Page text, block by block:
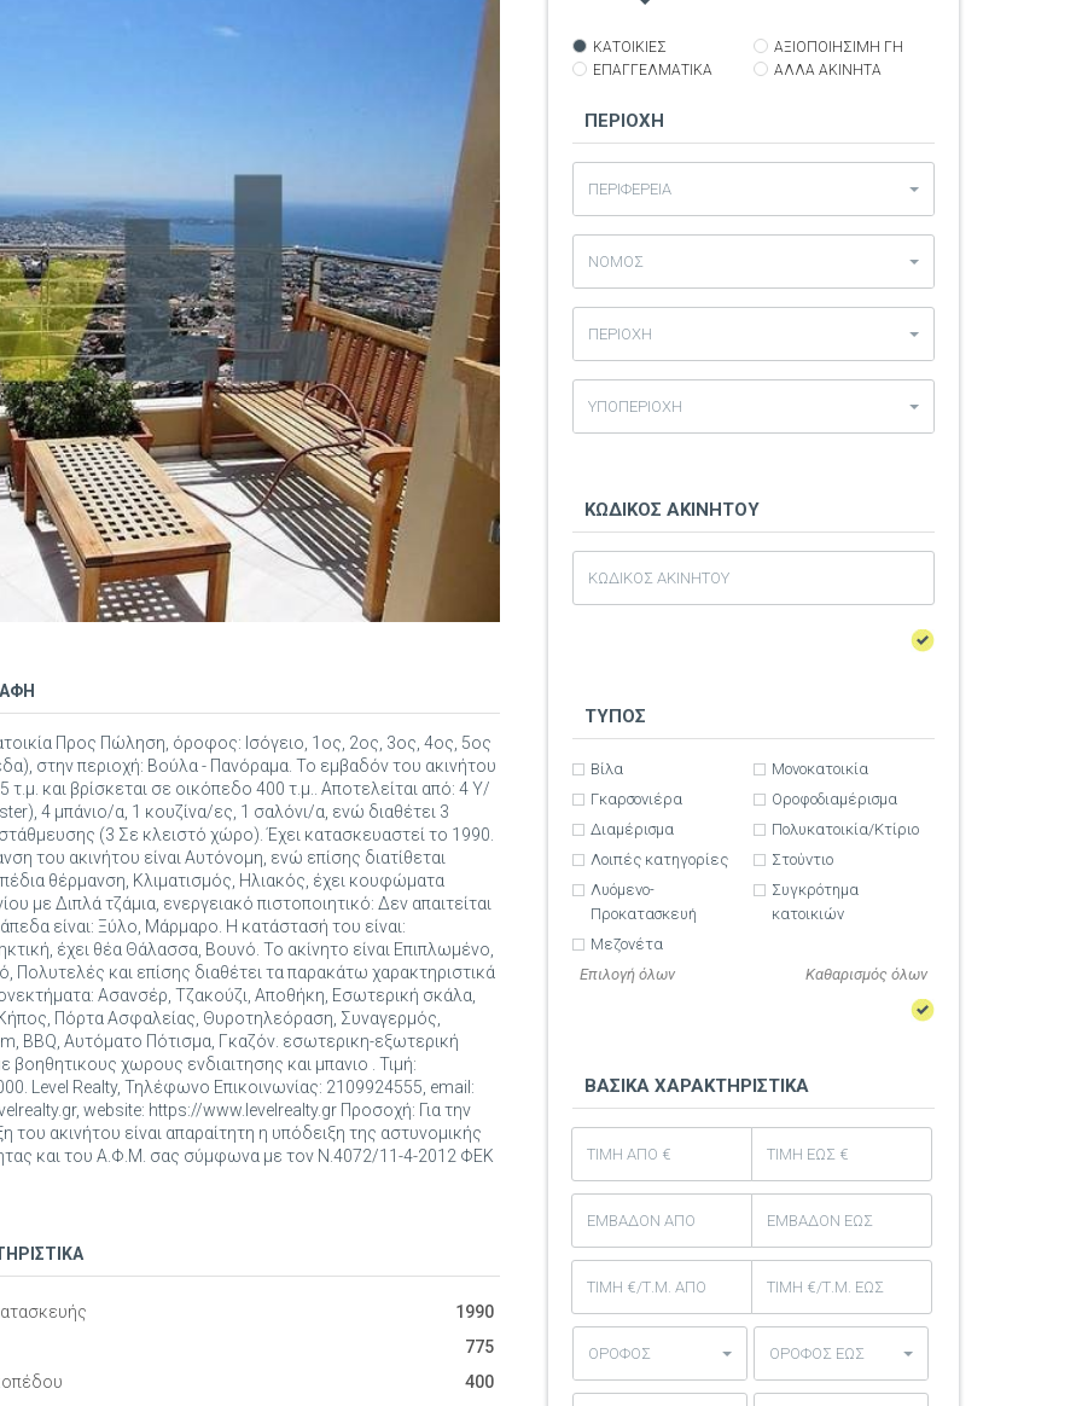
Προς Πώληση, όροφος: Ισόγειο, 1ος, 2ος, 3ος, 4ος, 5ος
στην περιοχή: Βούλα - Πανόραμα. Το εμβαδόν του ακινήτου
τ.μ. και βρίσκεται σε οικόπεδο 400 τ.μ.. Αποτελείται από: 4 Υ/
4 μπάνιο/α, 1 κουζίνα/ες, 1 σαλόνι/α, ενώ διαθέτει 3
(3 Σε κλειστό χώρο). Έχει κατασκευαστεί το 1990.
του ακινήτου είναι Αυτόνομη, ενώ επίσης διατίθεται
θέρμανση, Κλιματισμός, Ηλιακός, έχει κουφώματα
με Διπλά τζάμια, ενεργειακό πιστοποιητικό: Δεν απαιτείται
είναι: Ξύλο, Μάρμαρο. Η κατάστασή του είναι:
έχει θέα Θάλασσα, Βουνό. Το ακίνητο είναι Επιπλωμένο,
Πολυτελές και επίσης διαθέτει τα παρακάτω χαρακτηριστικά
Ασανσέρ, Τζακούζι, Αποθήκη, Εσωτερική σκάλα,
Κήπος, Πόρτα Ασφαλείας, Θυροτηλεόραση, Συναγερμός,
BBQ, Αυτόματο Πότισμα, Γκαζόν. εσωτερικη-εξωτερική
βοηθητικους χωρους ενδιαιτησης και μπανιο . Τιμή:
Level Realty, Τηλέφωνο Επικοινωνίας: 2109924555, email:
website: https://www.levelrealty.gr Προσοχή: Για την
του ακινήτου είναι απαραίτητη η υπόδειξη της αστυνομικής
και του Α.Φ.Μ. σας σύμφωνα με τον Ν.4072/11-4-2012 ΦΕΚ
1990
775
400
ΚΑΤΟΙΚΙΕΣ
ΕΠΑΓΓΕΛΜΑΤΙΚΑ
ΑΞΙΟΠΟΙΗΣΙΜΗ ΓΗ
ΑΛΛΑ ΑΚΙΝΗΤΑ
ΠΕΡΙΟΧΗ
ΠΕΡΙΦΕΡΕΙΑ
ΝΟΜΟΣ
ΠΕΡΙΟΧΗ
ΥΠΟΠΕΡΙΟΧΗ
ΚΩΔΙΚΟΣ ΑΚΙΝΗΤΟΥ
ΤΥΠΟΣ
Βίλα
Γκαρσονιέρα
Διαμέρισμα
Λοιπές κατηγορίες
Λυόμενο-
Προκατασκευή
Μεζονέτα
Μονοκατοικία
Οροφοδιαμέρισμα
Πολυκατοικία/Κτίριο
Στούντιο
Συγκρότημα
κατοικιών
Επιλογή όλων
ΒΑΣΙΚΑ ΧΑΡΑΚΤΗΡΙΣΤΙΚΑ
ΟΡΟΦΟΣ ΟΡΟΦΟΣ ΕΩΣ